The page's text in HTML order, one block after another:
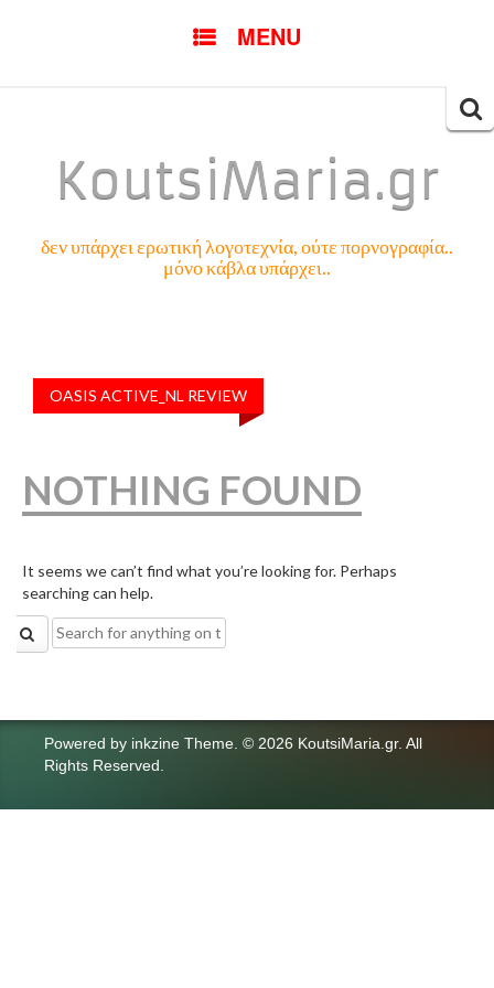
MENU
KoutsiMaria.gr
δεν υπάρχει ερωτική λογοτεχνία, ούτε πορνογραφία..
μόνο κάβλα υπάρχει..
OASIS ACTIVE_NL REVIEW
NOTHING FOUND
It seems we can’t find what you’re looking for. Perhaps
searching can help.
Search
for:
Powered by inkzine Theme © 2026 KoutsiMaria.gr. All
Rights Reserved.